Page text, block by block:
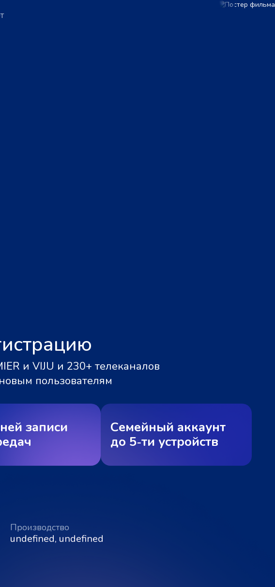
и VIJU и 230+ телеканалов
пользователям
записи
Семейный аккаунт
до 5‑ти устройств
Производство
undefined, undefined